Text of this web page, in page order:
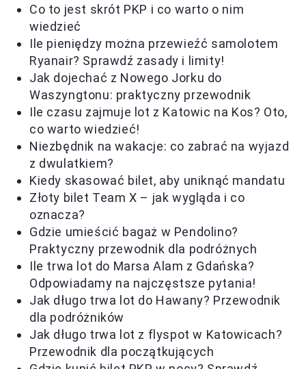
Co to jest skrót PKP i co warto o nim
wiedzieć
Ile pieniędzy można przewieźć samolotem
Ryanair? Sprawdź zasady i limity!
Jak dojechać z Nowego Jorku do
Waszyngtonu: praktyczny przewodnik
Ile czasu zajmuje lot z Katowic na Kos? Oto,
co warto wiedzieć!
Niezbędnik na wakacje: co zabrać na wyjazd
z dwulatkiem?
Kiedy skasować bilet, aby uniknąć mandatu
Złoty bilet Team X – jak wygląda i co
oznacza?
Gdzie umieścić bagaż w Pendolino?
Praktyczny przewodnik dla podróżnych
Ile trwa lot do Marsa Alam z Gdańska?
Odpowiadamy na najczęstsze pytania!
Jak długo trwa lot do Hawany? Przewodnik
dla podróżników
Jak długo trwa lot z flyspot w Katowicach?
Przewodnik dla początkujących